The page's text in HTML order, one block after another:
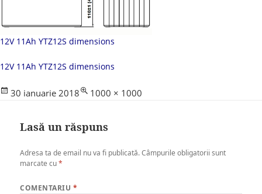
12V 11Ah YTZ12S dimensions
12V 11Ah YTZ12S dimensions
Posted
30 ianuarie 2018
Full
1000 × 1000
Lasă un răspuns
Adresa ta de email nu va fi publicată. Câmpurile obligatorii sunt
marcate cu*
COMENTARIU *